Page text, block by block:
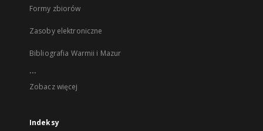
Formy zbiorów
Zasoby elektroniczne
Bibliografia Warmii i Mazur
...
Zobacz więcej
Indeksy